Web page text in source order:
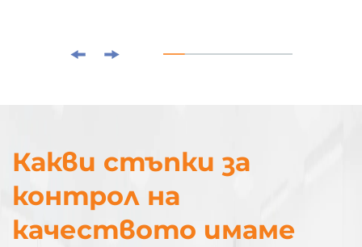
Какви стъпки за
контрол на
качеството имаме